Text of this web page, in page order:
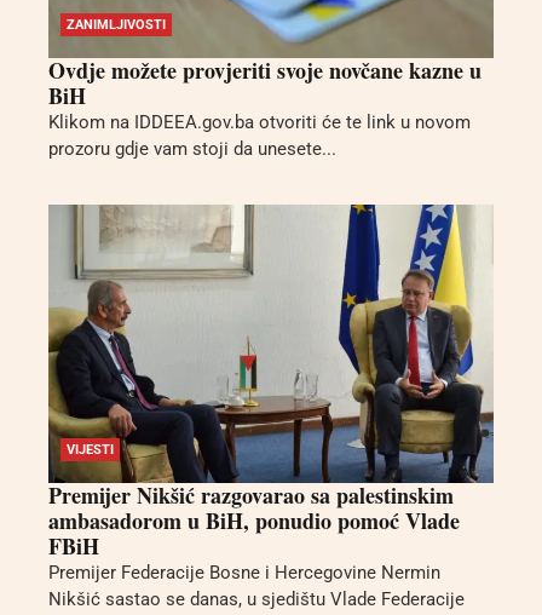
ZANIMLJIVOSTI
Ovdje možete provjeriti svoje novčane kazne u
BiH
Klikom na IDDEEA.gov.ba otvoriti će te link u novom
prozoru gdje vam stoji da unesete...
VIJESTI
Premijer Nikšić razgovarao sa palestinskim
ambasadorom u BiH, ponudio pomoć Vlade
FBiH
Premijer Federacije Bosne i Hercegovine Nermin
Nikšić sastao se danas, u sjedištu Vlade Federacije